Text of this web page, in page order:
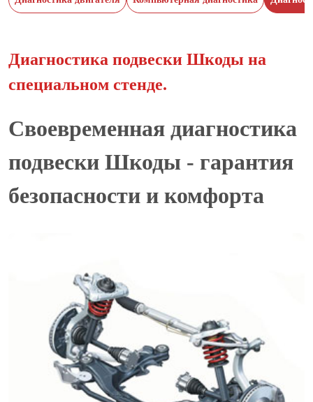
Диагностика подвески Шкоды на
специальном стенде.
Своевременная диагностика
подвески Шкоды - гарантия
безопасности и комфорта